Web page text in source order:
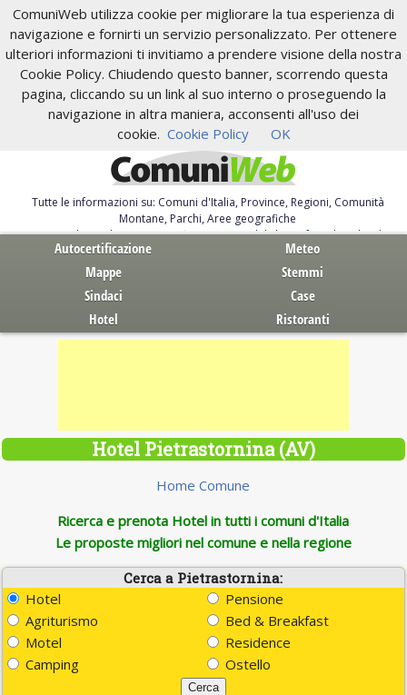
ComuniWeb utilizza cookie per migliorare la tua esperienza di
navigazione e fornirti un servizio personalizzato. Per ottenere
ulteriori informazioni ti invitiamo a prendere visione della nostra
Cookie Policy. Chiudendo questo banner, scorrendo questa
pagina, cliccando su un link al suo interno o proseguendo la
navigazione in altra maniera, acconsenti all'uso dei
cookie. Cookie Policy OK
Tutte le informazioni su: Comuni d'Italia, Province, Regioni, Comunità
Montane, Parchi, Aree geografiche
Servizi al Cittadino. Autocertificazione, moduli, leggi, free download
Autocertificazione
Meteo
Mappe
Stemmi
Sindaci
Case
Hotel
Ristoranti
Hotel Pietrastornina (AV)
Home Comune
Ricerca e prenota Hotel in tutti i comuni d'Italia
Le proposte migliori nel comune e nella regione
Cerca a Pietrastornina:
Hotel
Pensione
Agriturismo
Bed & Breakfast
Motel
Residence
Camping
Ostello